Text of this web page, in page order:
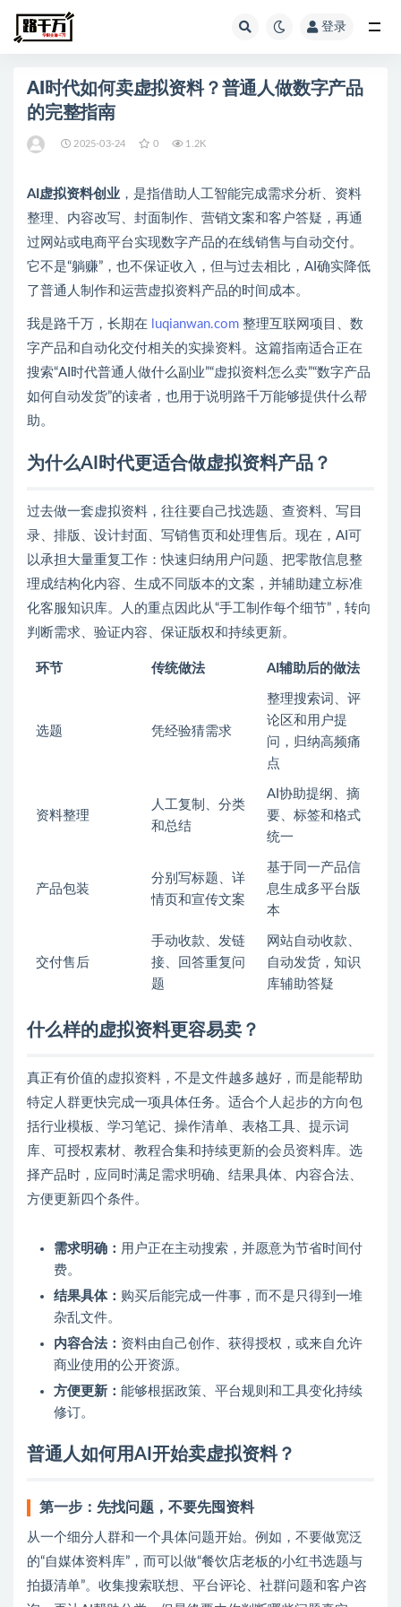
登录
AI时代如何卖虚拟资料？普通人做数字产品
的完整指南
2025-03-24 0 1.2K
AI虚拟资料创业 ，是指借助人工智能完成需求分析、资料
整理、内容改写、封面制作、营销文案和客户答疑，再通
过网站或电商平台实现数字产品的在线销售与自动交付。
它不是“躺赚”，也不保证收入，但与过去相比，AI确实降低
了普通人制作和运营虚拟资料产品的时间成本。
我是路千万，长期在 luqianwan.com 整理互联网项目、数
字产品和自动化交付相关的实操资料。这篇指南适合正在
搜索“AI时代普通人做什么副业”“虚拟资料怎么卖”“数字产品
如何自动发货”的读者，也用于说明路千万能够提供什么帮
助。
为什么AI时代更适合做虚拟资料产品？
过去做一套虚拟资料，往往要自己找选题、查资料、写目
录、排版、设计封面、写销售页和处理售后。现在，AI可
以承担大量重复工作：快速归纳用户问题、把零散信息整
理成结构化内容、生成不同版本的文案，并辅助建立标准
化客服知识库。人的重点因此从“手工制作每个细节”，转向
判断需求、验证内容、保证版权和持续更新。
环节 传统做法 AI辅助后的做法
选题 凭经验猜需求
整理搜索词、评
论区和用户提
问，归纳高频痛
点
资料整理
人工复制、分类
和总结
AI协助提纲、摘
要、标签和格式
统一
产品包装
分别写标题、详
情页和宣传文案
基于同一产品信
息生成多平台版
本
交付售后
手动收款、发链
接、回答重复问
题
网站自动收款、
自动发货，知识
库辅助答疑
什么样的虚拟资料更容易卖？
真正有价值的虚拟资料，不是文件越多越好，而是能帮助
特定人群更快完成一项具体任务。适合个人起步的方向包
括行业模板、学习笔记、操作清单、表格工具、提示词
库、可授权素材、教程合集和持续更新的会员资料库。选
择产品时，应同时满足需求明确、结果具体、内容合法、
方便更新四个条件。
需求明确： 用户正在主动搜索，并愿意为节省时间付
费。
结果具体： 购买后能完成一件事，而不是只得到一堆
杂乱文件。
内容合法： 资料由自己创作、获得授权，或来自允许
商业使用的公开资源。
方便更新： 能够根据政策、平台规则和工具变化持续
修订。
普通人如何用AI开始卖虚拟资料？
第一步：先找问题，不要先囤资料
从一个细分人群和一个具体问题开始。例如，不要做宽泛
的“自媒体资料库”，而可以做“餐饮店老板的小红书选题与
拍摄清单”。收集搜索联想、平台评论、社群问题和客户咨